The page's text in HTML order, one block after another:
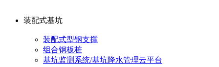
装配式基坑
装配式型钢支撑
组合钢板桩
基坑监测系统/基坑降水管理云平台